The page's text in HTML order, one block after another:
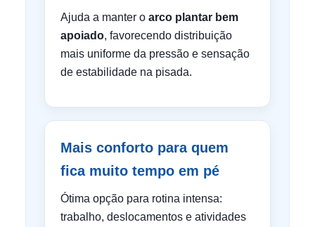
Ajuda a manter o arco plantar bem
apoiado, favorecendo distribuição
mais uniforme da pressão e sensação
de estabilidade na pisada.
Mais conforto para quem
fica muito tempo em pé
Ótima opção para rotina intensa:
trabalho, deslocamentos e atividades